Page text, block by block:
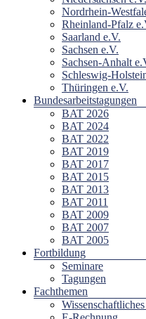
Nordrhein-
Rheinland-Pfalz
Saarland e.V.
Sachsen e.V.
Sachsen-Anhalt
Schleswig-
Thüringen e.V.
Bundesarbeitstagungen
BAT 2026
BAT 2024
BAT 2022
BAT 2019
BAT 2017
BAT 2015
BAT 2013
BAT 2011
BAT 2009
BAT 2007
BAT 2005
Fortbildung
Seminare
Tagungen
Fachthemen